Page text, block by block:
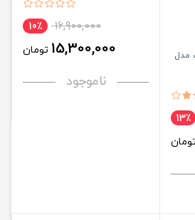
مدل
13٪
16,900,000 10٪
15,300,000 تومان
ناموجود